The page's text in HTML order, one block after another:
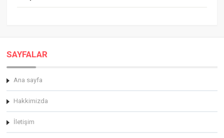
SAYFALAR
Ana sayfa
Hakkimizda
İletişim